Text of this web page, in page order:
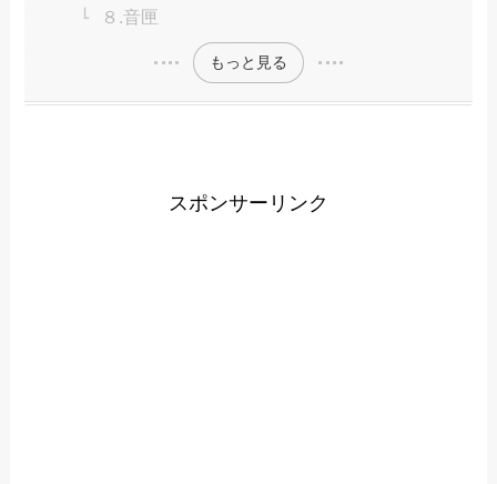
８.音匣
もっと見る
スポンサーリンク